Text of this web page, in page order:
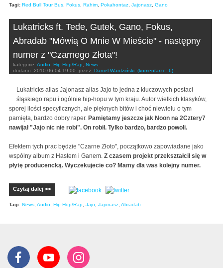
Tagi: Red Bull Tour Bus Fokus Rahim Pokahontaz Jajonasz Gano
Lukatricks ft. Tede, Gutek, Gano, Fokus,
Abradab "Mówią O Mnie W Mieście" - następny
numer z "Czarnego Złota"!
kategorie: Audio Hip-Hop/Rap
News
dodano: 2010-06-04 19:00 przez: Daniel Wardziński (komentarze: 6)
Lukatricks alias Jajonasz alias Jajo to jedna z kluczowych postaci
śląskiego rapu i ogólnie hip-hopu w tym kraju. Autor wielkich klasyków,
sporej ilości specyficznych, ale pięknych bitów i choć niewielu o tym
pamięta, bardzo dobry raper. Pamiętamy jeszcze jak Noon na 2Cztery7
nawijał "Jajo nic nie robi". On robił. Tylko bardzo, bardzo powoli.
Efektem tych prac będzie "Czarne Złoto", początkowo zapowiadane jako
wspólny album z Hastem i Ganem. Z czasem projekt przekształcił się w
płytę producencką. Wyczekujecie co? Mamy dla was kolejny numer.
Czytaj dalej >>
Tagi: News Audio Hip-Hop/Rap Jajo Jajonasz Abradab